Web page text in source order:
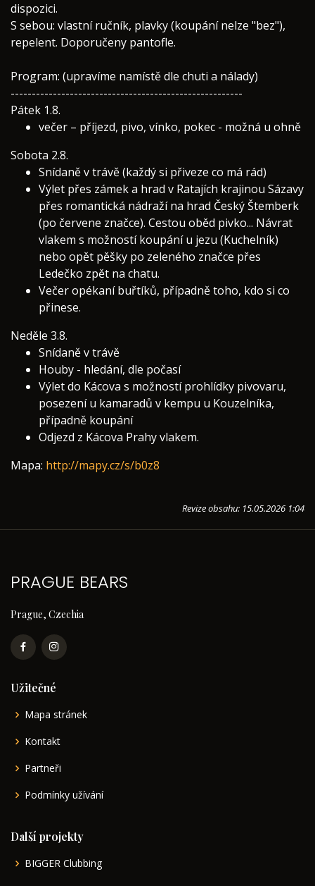
dispozici.
S sebou: vlastní ručník, plavky (koupání nelze "bez"),
repelent. Doporučeny pantofle.
Program: (upravíme namístě dle chuti a nálady)
-------------------------------------------------------
Pátek 1.8.
večer – příjezd, pivo, vínko, pokec - možná u ohně
Sobota 2.8.
Snídaně v trávě (každý si přiveze co má rád)
Výlet přes zámek a hrad v Ratajích krajinou Sázavy
přes romantická nádraží na hrad Český Štemberk
(po červene značce). Cestou oběd pivko... Návrat
vlakem s možností koupání u jezu (Kuchelník)
nebo opět pěšky po zeleného značce přes
Ledečko zpět na chatu.
Večer opékaní buřtíků, případně toho, kdo si co
přinese.
Neděle 3.8.
Snídaně v trávě
Houby - hledání, dle počasí
Výlet do Kácova s možností prohlídky pivovaru,
posezení u kamaradů v kempu u Kouzelníka,
případně koupání
Odjezd z Kácova Prahy vlakem.
Mapa: http://mapy.cz/s/b0z8
Revize obsahu: 15.05.2026 1:04
PRAGUE BEARS
Prague, Czechia
Užitečné
Mapa stránek
Kontakt
Partneři
Podmínky užívání
Další projekty
BIGGER Clubbing